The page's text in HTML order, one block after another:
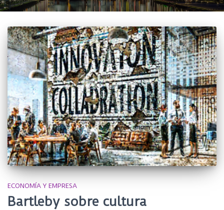
ECONOMÍA Y EMPRESA
Bartleby sobre cultura